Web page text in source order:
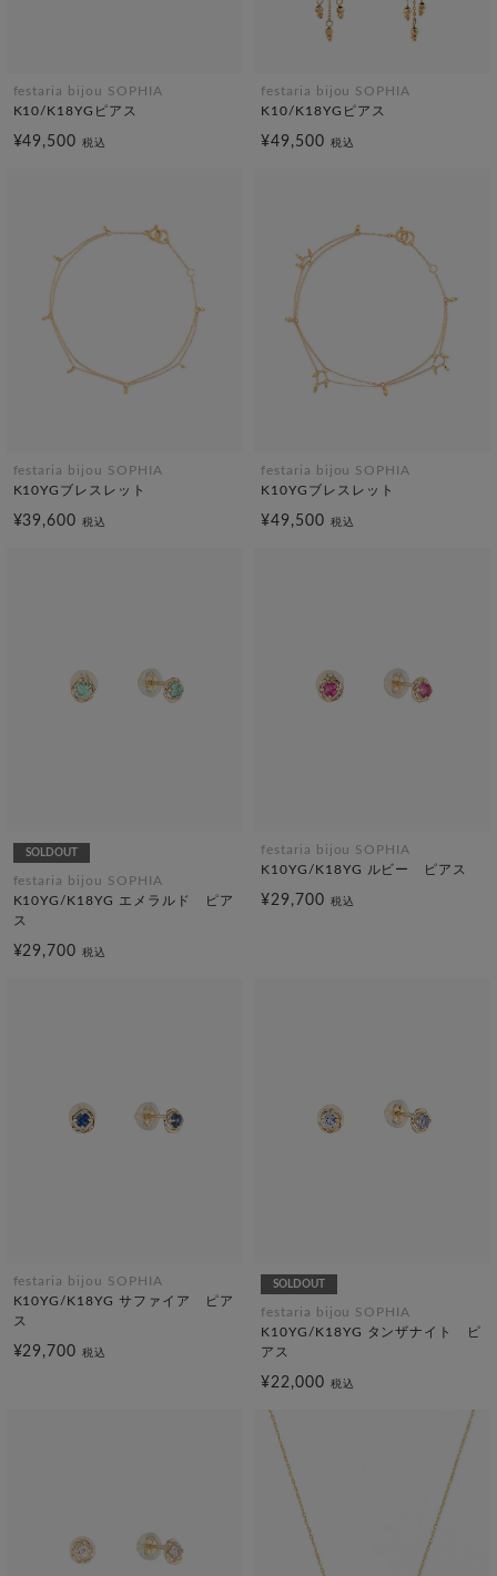
festaria bijou SOPHIA
K10/K18YGピアス
¥49,500税込
festaria bijou SOPHIA
K10/K18YGピアス
¥49,500 税込
festaria bijou SOPHIA
K10YGブレスレット
¥39,600税込
festaria bijou SOPHIA
K10YGブレスレット
¥49,500 税込
SOLDOUT
festaria bijou SOPHIA
K10YG/K18YG エメラルド ピア
ス
¥29,700税込
festaria bijou SOPHIA
K10YG/K18YG ルビー ピアス
¥29,700 税込
festaria bijou SOPHIA
K10YG/K18YG サファイア ピア
ス
¥29,700税込
SOLDOUT
festaria bijou SOPHIA
K10YG/K18YG タンザナイト ピ
アス
¥22,000 税込